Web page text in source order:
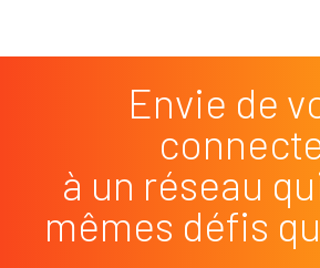
Envie de
à un réseau
mêmes défis